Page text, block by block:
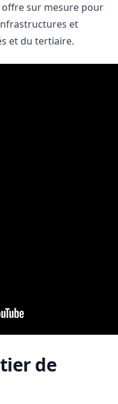
offre sur mesure pour
et
et du tertiaire.
de